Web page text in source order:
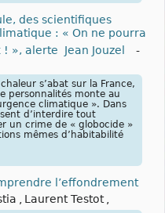
des scientifiques
: « On ne pourra
! », alerte Jean Jouzel
-
s’abat sur la France,
personnalités monte au
climatique ». Dans
d’interdire tout
un crime de « globocide »
mêmes d’habitabilité
l’effondrement
, Laurent Testot ,